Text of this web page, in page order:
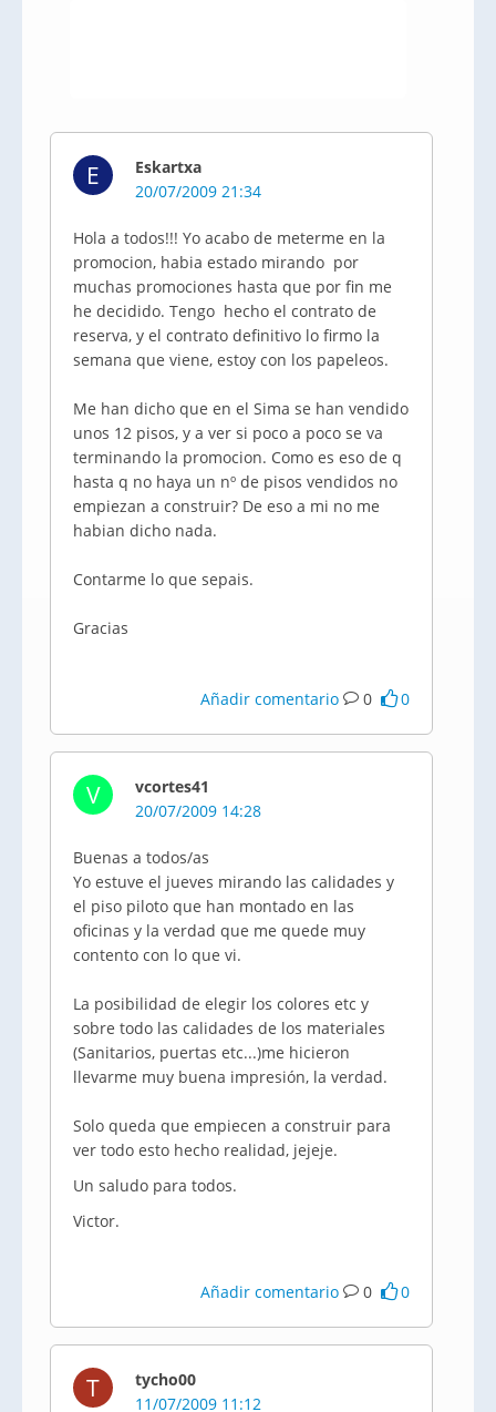
E
Eskartxa
20/07/2009 21:34
Hola a todos!!! Yo acabo de meterme en la
promocion, habia estado mirando por
muchas promociones hasta que por fin me
he decidido. Tengo hecho el contrato de
reserva, y el contrato definitivo lo firmo la
semana que viene, estoy con los papeleos.
Me han dicho que en el Sima se han vendido
unos 12 pisos, y a ver si poco a poco se va
terminando la promocion. Como es eso de q
hasta q no haya un nº de pisos vendidos no
empiezan a construir? De eso a mi no me
habian dicho nada.
Contarme lo que sepais.
Gracias
Añadir comentario 0 0
V
vcortes41
20/07/2009 14:28
Buenas a todos/as
Yo estuve el jueves mirando las calidades y
el piso piloto que han montado en las
oficinas y la verdad que me quede muy
contento con lo que vi.
La posibilidad de elegir los colores etc y
sobre todo las calidades de los materiales
(Sanitarios, puertas etc...)me hicieron
llevarme muy buena impresión, la verdad.
Solo queda que empiecen a construir para
ver todo esto hecho realidad, jejeje.
Un saludo para todos.
Victor.
Añadir comentario 0 0
T
tycho00
11/07/2009 11:12